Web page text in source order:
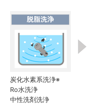
炭化水素系洗浄※
Ro水洗浄
中性洗剤洗浄